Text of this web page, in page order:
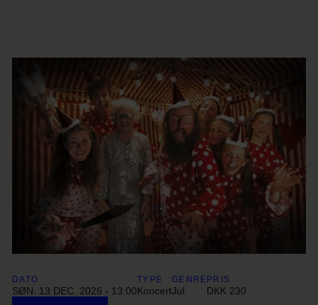
DATO
SØN. 13 DEC. 2026 - 13:00
TYPE
Koncert
GENRE
Jul
PRIS
DKK 230